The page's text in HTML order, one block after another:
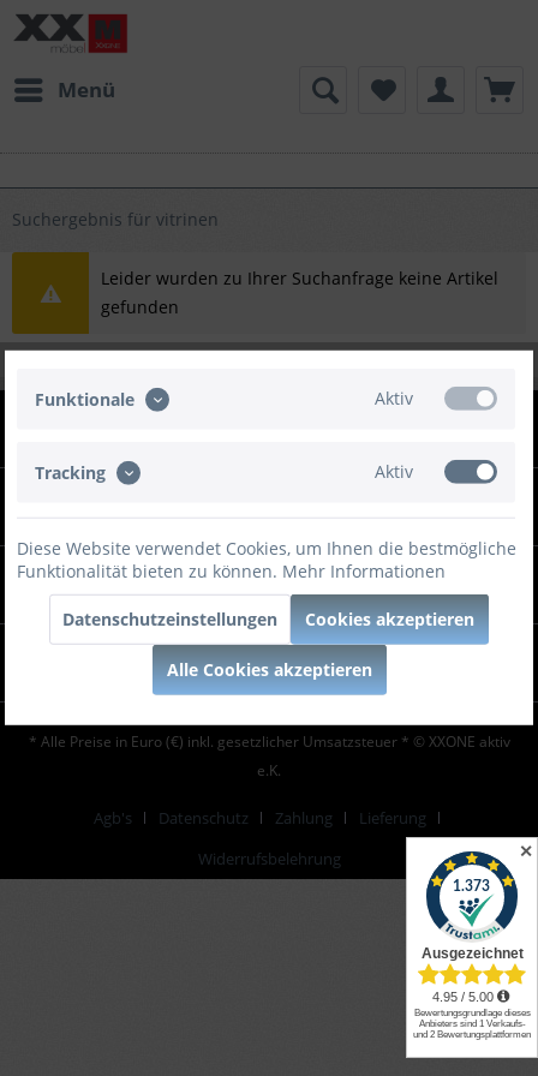
Menü
Suchergebnis für vitrinen
Leider wurden zu Ihrer Suchanfrage keine Artikel
gefunden
✕
KUNDENSERVICE
* Alle Preise in Euro (€) inkl. gesetzlicher Umsatzsteuer * © XXONE aktiv
e.K.
Agb's Datenschutz Zahlung
Lieferung
Widerrufsbelehrung
Funktionale Aktiv
Tracking Aktiv
Diese Website verwendet Cookies, um Ihnen die bestmögliche
Funktionalität bieten zu können. Mehr Informationen
Datenschutzeinstellungen Cookies akzeptieren
Alle Cookies akzeptieren